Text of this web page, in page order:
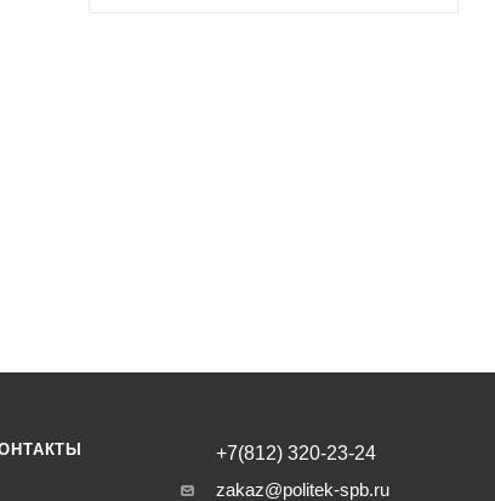
+7(812) 320-23-24
zakaz@politek-spb.ru